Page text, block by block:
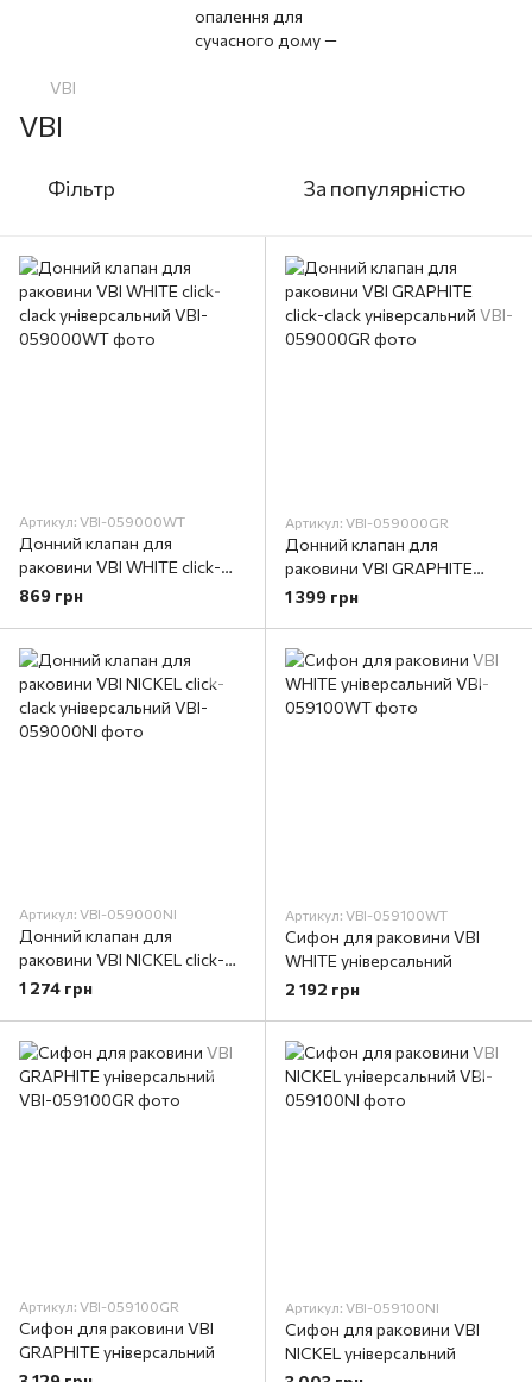
VBI
VBI
Фільтр За популярністю
Артикул: VBI-059000WT
Донний клапан для
раковини VBI WHITE click-
clack універсальний
869 грн
Артикул: VBI-059000GR
Донний клапан для
раковини VBI GRAPHITE
click-clack універсальний
1 399 грн
Артикул: VBI-059000NI
Донний клапан для
раковини VBI NICKEL click-
clack універсальний
1 274 грн
Артикул: VBI-059100WT
Сифон для раковини VBI
WHITE універсальний
2 192 грн
Артикул: VBI-059100GR
Сифон для раковини VBI
GRAPHITE універсальний
Артикул: VBI-059100NI
Сифон для раковини VBI
NICKEL універсальний